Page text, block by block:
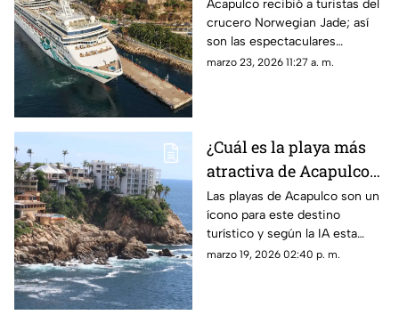
Acapulco recibió a turistas del
crucero Norwegian Jade; así
son las espectaculares
características de este navío.
marzo 23, 2026 11:27 a. m.
¿Cuál es la playa más
atractiva de Acapulco?
Esta es la mejor
elección de la IA
Las playas de Acapulco son un
ícono para este destino
turístico y según la IA esta
estas son las mejores.
marzo 19, 2026 02:40 p. m.